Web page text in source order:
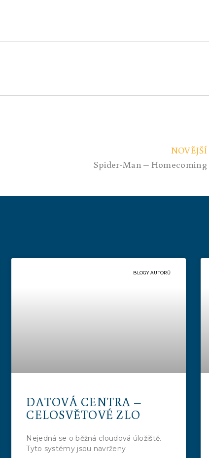
NOVĚJŠÍ
Spider-Man – Homecoming
BLOGY AUTORŮ
DATOVÁ CENTRA –
CELOSVĚTOVÉ ZLO
Nejedná se o běžná cloudová úložiště.
Tyto systémy jsou navrženy